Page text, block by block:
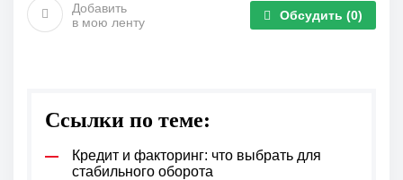
Добавить
в мою ленту
Обсудить (0)
Ссылки по теме:
Кредит и факторинг: что выбрать для
стабильного оборота